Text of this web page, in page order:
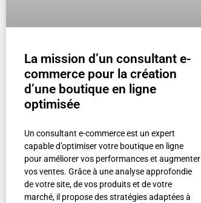
La mission d’un consultant e-
commerce pour la création
d’une boutique en ligne
optimisée
Un consultant e-commerce est un expert
capable d’optimiser votre boutique en ligne
pour améliorer vos performances et augmenter
vos ventes. Grâce à une analyse approfondie
de votre site, de vos produits et de votre
marché, il propose des stratégies adaptées à